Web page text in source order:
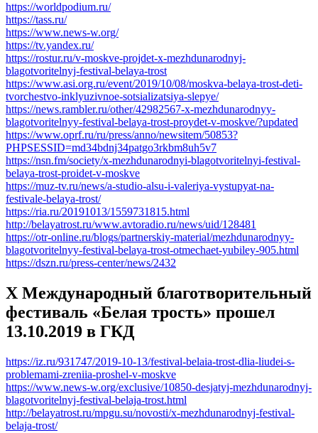
https://worldpodium.ru/
https://tass.ru/
https://www.news-w.org/
https://tv.yandex.ru/
https://rostur.ru/v-moskve-projdet-x-mezhdunarodnyj-
blagotvoritelnyj-festival-belaya-trost
https://www.asi.org.ru/event/2019/10/08/moskva-belaya-trost-deti-
tvorchestvo-inklyuzivnoe-sotsializatsiya-slepye/
https://news.rambler.ru/other/42982567-x-mezhdunarodnyy-
blagotvoritelnyy-festival-belaya-trost-proydet-v-moskve/?updated
https://www.oprf.ru/ru/press/anno/newsitem/50853?
PHPSESSID=md34bdnj34patgo3rkbm8uh5v7
https://nsn.fm/society/x-mezhdunarodnyi-blagotvoritelnyi-festival-
belaya-trost-proidet-v-moskve
https://muz-tv.ru/news/a-studio-alsu-i-valeriya-vystupyat-na-
festivale-belaya-trost/
https://ria.ru/20191013/1559731815.html
http://belayatrost.ru/www.avtoradio.ru/news/uid/128481
https://otr-online.ru/blogs/partnerskiy-material/mezhdunarodnyy-
blagotvoritelnyy-festival-belaya-trost-otmechaet-yubiley-905.html
https://dszn.ru/press-center/news/2432
X Международный благотворительный
фестиваль «Белая трость» прошел
13.10.2019 в ГКД
https://iz.ru/931747/2019-10-13/festival-belaia-trost-dlia-liudei-s-
problemami-zreniia-proshel-v-moskve
https://www.news-w.org/exclusive/10850-desjatyj-mezhdunarodnyj-
blagotvoritelnyj-festival-belaja-trost.html
http://belayatrost.ru/mpgu.su/novosti/x-mezhdunarodnyj-festival-
belaja-trost/